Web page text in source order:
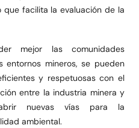
que facilita la evaluación de la
mejor las comunidades
entornos mineros, se pueden
y respetuosas con el
entre la industria minera y
nuevas vías para la
ambiental.